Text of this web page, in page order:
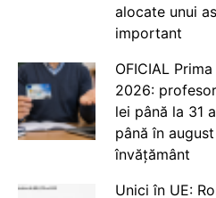
alocate unui
important
OFICIAL
2026:
lei până la 31
până în
învățământ
Unici în UE: